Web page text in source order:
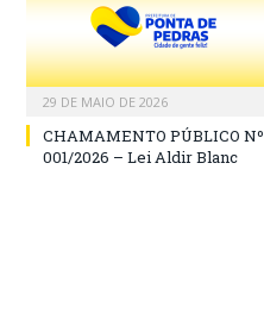
29 DE MAIO DE 2026
CHAMAMENTO PÚBLICO Nº
001/2026 – Lei Aldir Blanc